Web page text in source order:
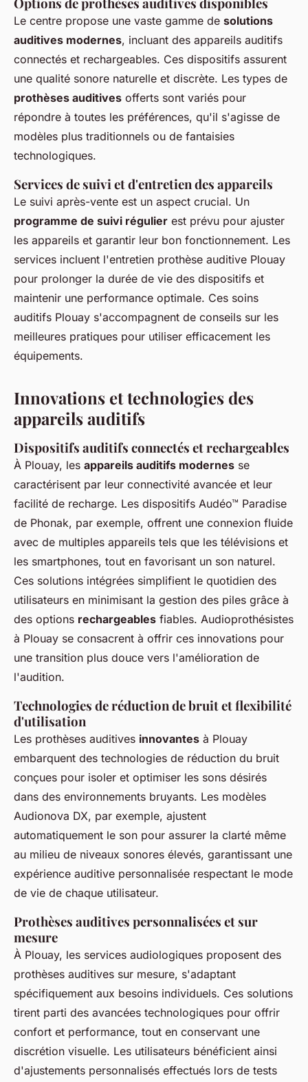
Le centre propose une vaste gamme de solutions
auditives modernes, incluant des appareils auditifs
connectés et rechargeables. Ces dispositifs assurent
une qualité sonore naturelle et discrète. Les types de
prothèses auditives offerts sont variés pour
répondre à toutes les préférences, qu'il s'agisse de
modèles plus traditionnels ou de fantaisies
technologiques.
Services de suivi et d'entretien des appareils
Le suivi après-vente est un aspect crucial. Un
programme de suivi régulier est prévu pour ajuster
les appareils et garantir leur bon fonctionnement. Les
services incluent l'entretien prothèse auditive Plouay
pour prolonger la durée de vie des dispositifs et
maintenir une performance optimale. Ces soins
auditifs Plouay s'accompagnent de conseils sur les
meilleures pratiques pour utiliser efficacement les
équipements.
Innovations et technologies des
appareils auditifs
Dispositifs auditifs connectés et rechargeables
À Plouay, les appareils auditifs modernes se
caractérisent par leur connectivité avancée et leur
facilité de recharge. Les dispositifs Audéo™ Paradise
de Phonak, par exemple, offrent une connexion fluide
avec de multiples appareils tels que les télévisions et
les smartphones, tout en favorisant un son naturel.
Ces solutions intégrées simplifient le quotidien des
utilisateurs en minimisant la gestion des piles grâce à
des options rechargeables fiables. Audioprothésistes
à Plouay se consacrent à offrir ces innovations pour
une transition plus douce vers l'amélioration de
l'audition.
Technologies de réduction de bruit et flexibilité
d'utilisation
Les prothèses auditives innovantes à Plouay
embarquent des technologies de réduction du bruit
conçues pour isoler et optimiser les sons désirés
dans des environnements bruyants. Les modèles
Audionova DX, par exemple, ajustent
automatiquement le son pour assurer la clarté même
au milieu de niveaux sonores élevés, garantissant une
expérience auditive personnalisée respectant le mode
de vie de chaque utilisateur.
Prothèses auditives personnalisées et sur
mesure
À Plouay, les services audiologiques proposent des
prothèses auditives sur mesure, s'adaptant
spécifiquement aux besoins individuels. Ces solutions
tirent parti des avancées technologiques pour offrir
confort et performance, tout en conservant une
discrétion visuelle. Les utilisateurs bénéficient ainsi
d'ajustements personnalisés effectués lors de tests